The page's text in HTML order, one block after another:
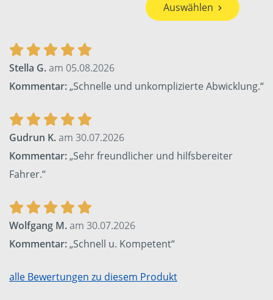
Auswählen
Stella G.am 05.08.2026
Kommentar:„Schnelle und unkomplizierte Abwicklung.“
Gudrun K.am 30.07.2026
Kommentar:„Sehr freundlicher und hilfsbereiter
Fahrer.“
Wolfgang M.am 30.07.2026
Kommentar:„Schnell u. Kompetent“
alle Bewertungen zu diesem Produkt